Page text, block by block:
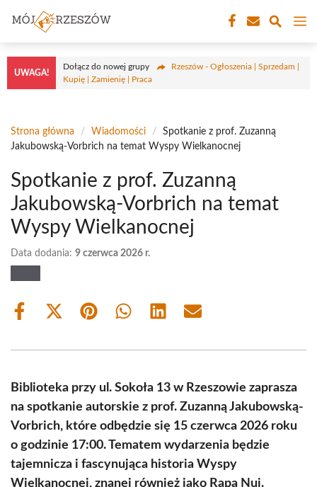
treści
UWAGA!
Dołącz do nowej grupy
Rzeszów - Ogłoszenia | Sprzedam |
Kupię | Zamienię | Praca
Strona główna / Wiadomości /
Spotkanie z prof. Zuzanną
Jakubowską-Vorbrich na temat Wyspy Wielkanocnej
Spotkanie z prof. Zuzanną
Jakubowską-Vorbrich na temat
Wyspy Wielkanocnej
Data dodania: 9 czerwca 2026 r.
Share
Share
(Twitter)
Share Share Share Share
Biblioteka przy ul. Sokoła 13 w Rzeszowie zaprasza
na spotkanie autorskie z prof. Zuzanną Jakubowską-
Vorbrich, które odbędzie się 15 czerwca 2026 roku
o godzinie 17:00. Tematem wydarzenia będzie
tajemnicza i fascynująca historia Wyspy
Wielkanocnej, znanej również jako Rapa Nui.